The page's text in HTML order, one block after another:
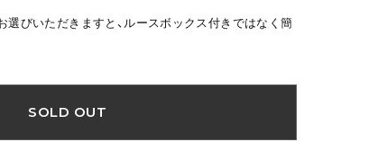
選びいただきますと、ルースボックス付きではなく簡
SOLD OUT